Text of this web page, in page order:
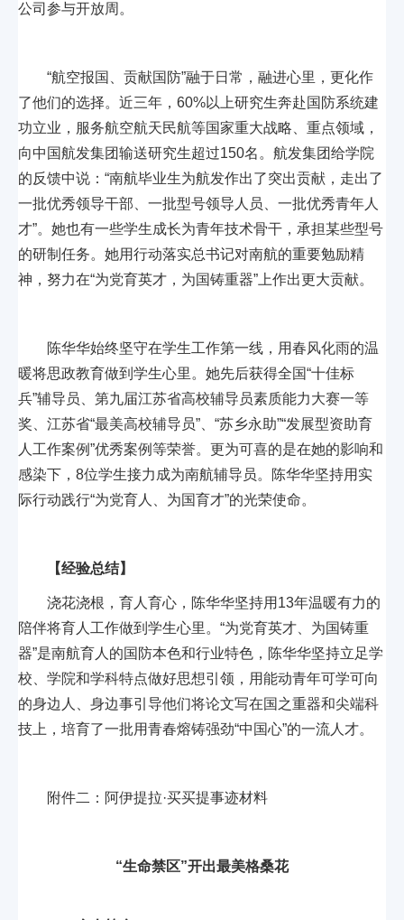
公司参与开放周。
“航空报国、贡献国防”融于日常，融进心里，更化作
了他们的选择。近三年，60%以上研究生奔赴国防系统建
功立业，服务航空航天民航等国家重大战略、重点领域，
向中国航发集团输送研究生超过150名。航发集团给学院
的反馈中说：“南航毕业生为航发作出了突出贡献，走出了
一批优秀领导干部、一批型号领导人员、一批优秀青年人
才”。她也有一些学生成长为青年技术骨干，承担某些型号
的研制任务。她用行动落实总书记对南航的重要勉励精
神，努力在“为党育英才，为国铸重器”上作出更大贡献。
陈华华始终坚守在学生工作第一线，用春风化雨的温
暖将思政教育做到学生心里。她先后获得全国“十佳标
兵”辅导员、第九届江苏省高校辅导员素质能力大赛一等
奖、江苏省“最美高校辅导员”、“苏乡永助”“发展型资助育
人工作案例”优秀案例等荣誉。更为可喜的是在她的影响和
感染下，8位学生接力成为南航辅导员。陈华华坚持用实
际行动践行“为党育人、为国育才”的光荣使命。
【经验总结】
浇花浇根，育人育心，陈华华坚持用13年温暖有力的
陪伴将育人工作做到学生心里。“为党育英才、为国铸重
器”是南航育人的国防本色和行业特色，陈华华坚持立足学
校、学院和学科特点做好思想引领，用能动青年可学可向
的身边人、身边事引导他们将论文写在国之重器和尖端科
技上，培育了一批用青春熔铸强劲“中国心”的一流人才。
附件二：阿伊提拉·买买提事迹材料
“生命禁区”开出最美格桑花